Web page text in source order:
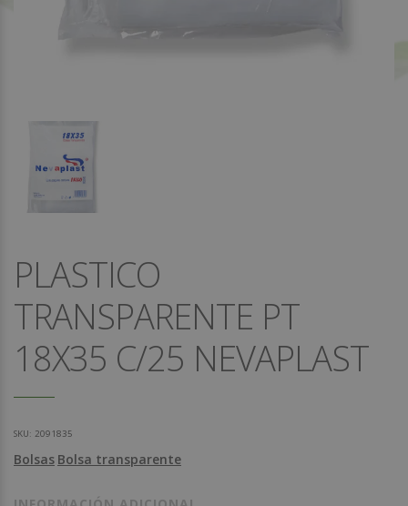
PLASTICO
TRANSPARENTE PT
18X35 C/25 NEVAPLAST
SKU: 2091835
Bolsas Bolsa transparente